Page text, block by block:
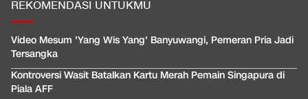
REKOMENDASI UNTUKMU
Video Mesum 'Yang Wis Yang' Banyuwangi, Pemeran Pria Jadi
Tersangka
Kontroversi Wasit Batalkan Kartu Merah Pemain Singapura di
Piala AFF